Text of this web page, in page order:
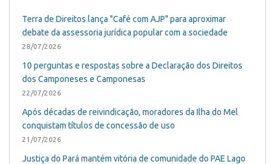
Terra de Direitos lança "Café com AJP" para aproximar
debate da assessoria jurídica popular com a sociedade
28/07/2026
10 perguntas e respostas sobre a Declaração dos Direitos
dos Camponeses e Camponesas
22/07/2026
Após décadas de reivindicação, moradores da Ilha do Mel
conquistam títulos de concessão de uso
21/07/2026
Justiça do Pará mantém vitória de comunidade do PAE Lago